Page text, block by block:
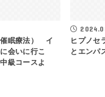
催眠療法） イ
会いに行こ
級コースよ
ヒプノセ
とエンパ